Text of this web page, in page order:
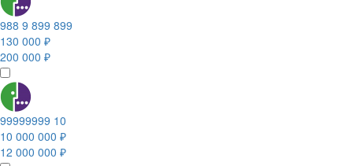
988 9 899 899
130 000 ₽
200 000 ₽
99999999 10
10 000 000 ₽
12 000 000 ₽